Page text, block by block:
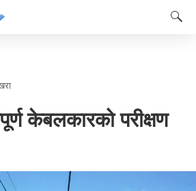
केबलकारको परीक्षण